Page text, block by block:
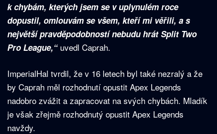
k chybám, kterých jsem se v uplynulém roce
dopustil, omlouvám se všem, kteří mi věřili, a s
největší pravděpodobností nebudu hrát Split Two
Pro League,“ uvedl Caprah.
ImperialHal tvrdil, že v 16 letech byl také nezralý a že
by Caprah měl rozhodnutí opustit Apex Legends
nadobro zvážit a zapracovat na svých chybách. Mladík
je však zřejmě rozhodnutý opustit Apex Legends
navždy.